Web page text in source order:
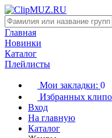
Главная
Новинки
Каталог
Плейлисты
Мои закладки: 0
Избранных
Вход
На главную
Каталог